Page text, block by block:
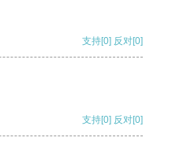
支持[0] 反对[0]
支持[0] 反对[0]